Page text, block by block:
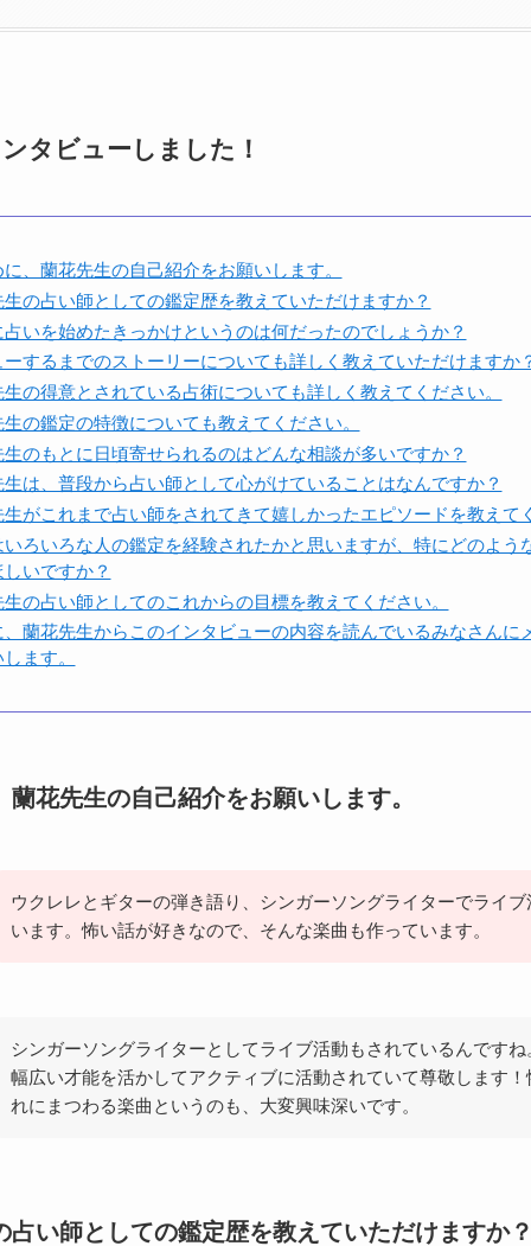
タビューしました！
、蘭花先生の自己紹介をお願いします。
の占い師としての鑑定歴を教えていただけますか？
いを始めたきっかけというのは何だったのでしょうか？
するまでのストーリーについても詳しく教えていただけますか
の得意とされている占術についても詳しく教えてください。
の鑑定の特徴についても教えてください。
のもとに日頃寄せられるのはどんな相談が多いですか？
は、普段から占い師として心がけていることはなんですか？
がこれまで占い師をされてきて嬉しかったエピソードを教えて
ろいろな人の鑑定を経験されたかと思いますが、特にどのよう
いですか？
の占い師としてのこれからの目標を教えてください。
蘭花先生からこのインタビューの内容を読んでいるみなさんに
ます。
花先生の自己紹介をお願いします。
ウクレレとギターの弾き語り、シンガーソングライターでライブ
います。怖い話が好きなので、そんな楽曲も作っています。
シンガーソングライターとしてライブ活動もされているんですね
幅広い才能を活かしてアクティブに活動されていて尊敬します！
れにまつわる楽曲というのも、大変興味深いです。
い師としての鑑定歴を教えていただけますか？